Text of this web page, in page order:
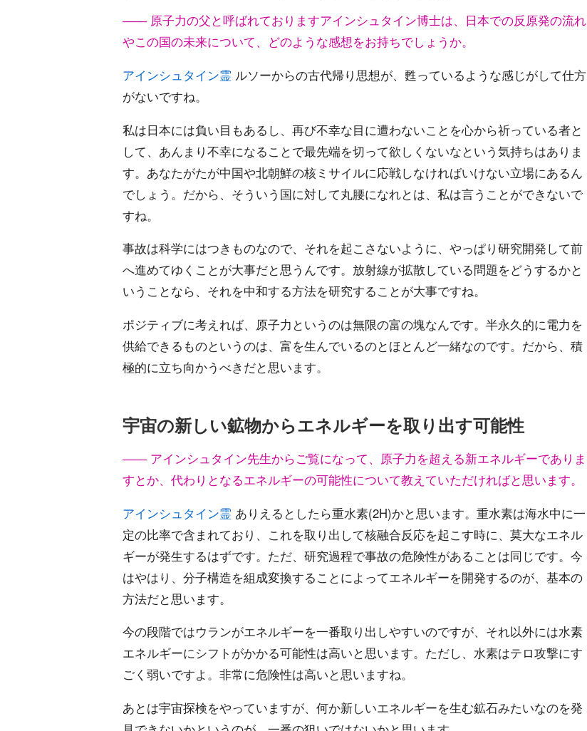
―― 原子力の父と呼ばれておりますアインシュタイン博士は、日本での反原発の流れ
やこの国の未来について、どのような感想をお持ちでしょうか。
アインシュタイン霊 ルソーからの古代帰り思想が、甦っているような感じがして仕方
がないですね。
私は日本には負い目もあるし、再び不幸な目に遭わないことを心から祈っている者と
して、あんまり不幸になることで最先端を切って欲しくないなという気持ちはありま
す。あなたがたが中国や北朝鮮の核ミサイルに応戦しなければいけない立場にあるん
でしょう。だから、そういう国に対して丸腰になれとは、私は言うことができないで
すね。
事故は科学にはつきものなので、それを起こさないように、やっぱり研究開発して前
へ進めてゆくことが大事だと思うんです。放射線が拡散している問題をどうするかと
いうことなら、それを中和する方法を研究することが大事ですね。
ポジティブに考えれば、原子力というのは無限の富の塊なんです。半永久的に電力を
供給できるものというのは、富を生んでいるのとほとんど一緒なのです。だから、積
極的に立ち向かうべきだと思います。
宇宙の新しい鉱物からエネルギーを取り出す可能性
―― アインシュタイン先生からご覧になって、原子力を超える新エネルギーでありま
すとか、代わりとなるエネルギーの可能性について教えていただければと思います。
アインシュタイン霊 ありえるとしたら重水素(2H)かと思います。重水素は海水中に一
定の比率で含まれており、これを取り出して核融合反応を起こす時に、莫大なエネル
ギーが発生するはずです。ただ、研究過程で事故の危険性があることは同じです。今
はやはり、分子構造を組成変換することによってエネルギーを開発するのが、基本の
方法だと思います。
今の段階ではウランがエネルギーを一番取り出しやすいのですが、それ以外には水素
エネルギーにシフトがかかる可能性は高いと思います。ただし、水素はテロ攻撃にす
ごく弱いですよ。非常に危険性は高いと思いますね。
あとは宇宙探検をやっていますが、何か新しいエネルギーを生む鉱石みたいなのを発